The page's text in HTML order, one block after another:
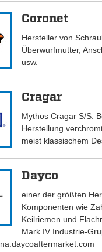
Coronet
Hersteller von
Überwurfmutter,
usw.
Cragar
Mythos Cragar S/S.
Herstellung
meist klassischem
Dayco
einer der größten
Komponenten wie
Keilriemen und
Mark IV Industrie-